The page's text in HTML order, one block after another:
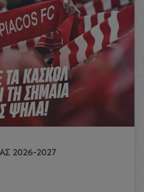
2026-2027